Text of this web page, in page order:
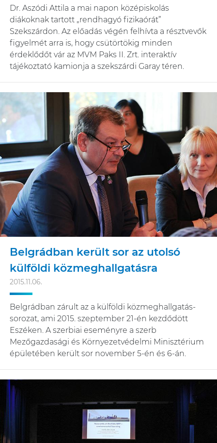
Dr. Aszódi Attila a mai napon középiskolás
diákoknak tartott „rendhagyó fizikaórát”
Szekszárdon. Az előadás végén felhívta a résztvevők
figyelmét arra is, hogy csütörtökig minden
érdeklődőt vár az MVM Paks II. Zrt. interaktív
tájékoztató kamionja a szekszárdi Garay téren.
Belgrádban került sor az utolsó
külföldi közmeghallgatásra
2015.11.06.
Belgrádban zárult az a külföldi közmeghallgatás-
sorozat, ami 2015. szeptember 21-én kezdődött
Eszéken. A szerbiai eseményre a szerb
Mezőgazdasági és Környezetvédelmi Minisztérium
épületében került sor november 5-én és 6-án.